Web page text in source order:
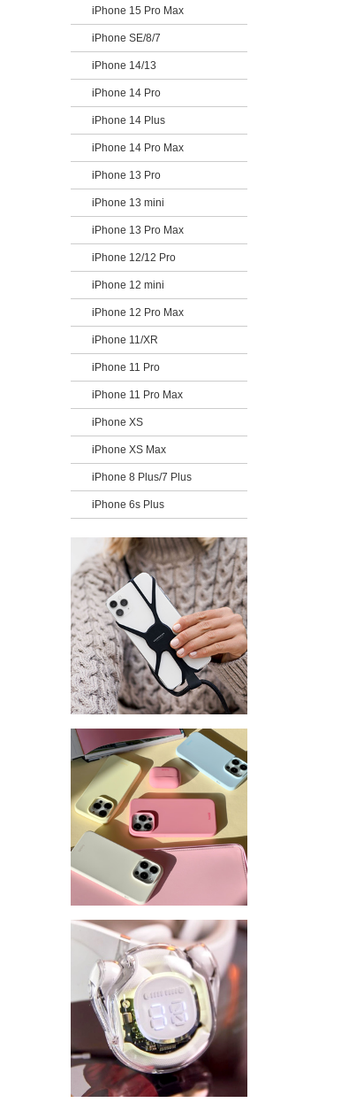
iPhone 15 Pro Max
iPhone SE/8/7
iPhone 14/13
iPhone 14 Pro
iPhone 14 Plus
iPhone 14 Pro Max
iPhone 13 Pro
iPhone 13 mini
iPhone 13 Pro Max
iPhone 12/12 Pro
iPhone 12 mini
iPhone 12 Pro Max
iPhone 11/XR
iPhone 11 Pro
iPhone 11 Pro Max
iPhone XS
iPhone XS Max
iPhone 8 Plus/7 Plus
iPhone 6s Plus